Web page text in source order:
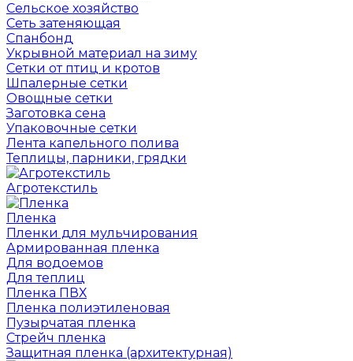
Сельское хозяйство
Сеть затеняющая
Спанбонд
Укрывной материал на зиму
Сетки от птиц и кротов
Шпалерные сетки
Овощные сетки
Заготовка сена
Упаковочные сетки
Лента капельного полива
Теплицы, парники, грядки
Агротекстиль
Пленка
Пленки для мульчирования
Армированная пленка
Для водоемов
Для теплиц
Пленка ПВХ
Пленка полиэтиленовая
Пузырчатая пленка
Cтрейч пленка
Защитная пленка (архитектурная)